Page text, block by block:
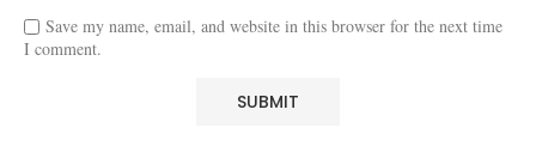
Save my name, email, and website in this browser for the next time
I comment.